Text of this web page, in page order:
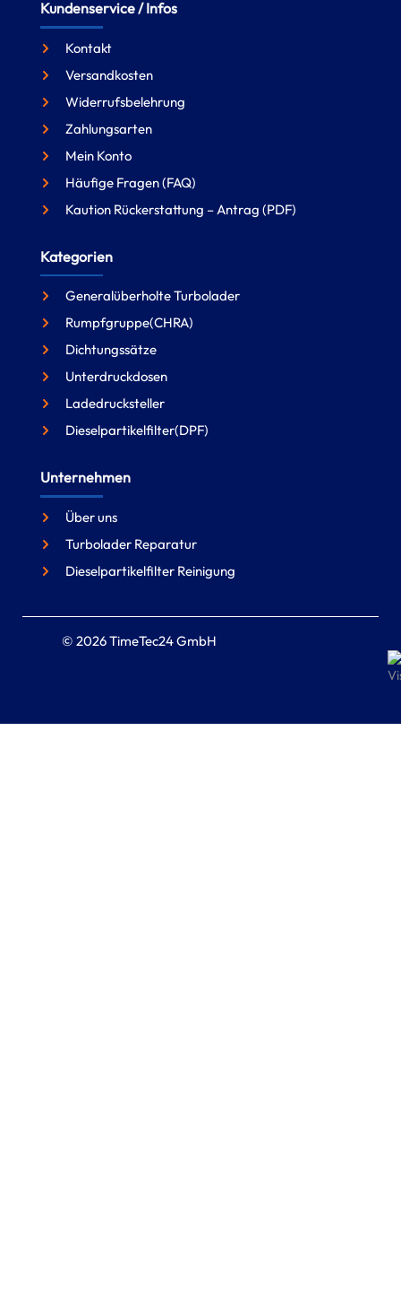
Kundenservice / Infos
Kontakt
Versandkosten
Widerrufsbelehrung
Zahlungsarten
Mein Konto
Häufige Fragen (FAQ)
Kaution Rückerstattung – Antrag (PDF)
Kategorien
Generalüberholte Turbolader
Rumpfgruppe(CHRA)
Dichtungssätze
Unterdruckdosen
Ladedrucksteller
Dieselpartikelfilter(DPF)
Unternehmen
Über uns
Turbolader Reparatur
Dieselpartikelfilter Reinigung
© 2026 TimeTec24 GmbH